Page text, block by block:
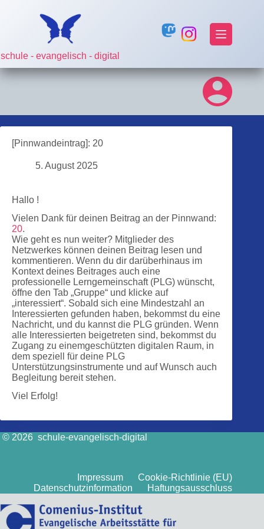
schule - evangelisch - digital
[Pinnwandeintrag]: 20
5. August 2025
Hallo !
Vielen Dank für deinen Beitrag an der Pinnwand:
20.
Wie geht es nun weiter? Mitglieder des
Netzwerkes können deinen Beitrag lesen und
kommentieren. Wenn du dir darüberhinaus im
Kontext deines Beitrages auch eine
professionelle Lerngemeinschaft (PLG) wünscht,
öffne den Tab „Gruppe“ und klicke auf
„interessiert“. Sobald sich eine Mindestzahl an
Interessierten gefunden haben, bekommst du eine
Nachricht, und du kannst die PLG gründen. Wenn
alle Interessierten beigetreten sind, bekommst du
Zugang zu einemgeschützten digitalen Raum, in
dem speziell für deine PLG
Unterstützungsinstrumente und auf Wunsch auch
Begleitung bereit stehen.
Viel Erfolg!
© 2026 schule-evangelisch-digital
Impressum
Cookie-Richtlinie (EU)
Datenschutzinformation
Haftungsausschluss